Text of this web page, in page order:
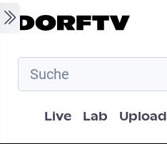
Skip to main content
Hauptnavigation
Live Lab Upload